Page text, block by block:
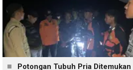
Potongan Tubuh Pria Ditemukan